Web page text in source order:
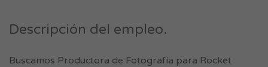
Descripción del empleo.
Buscamos Productora de Fotografía para Rocket